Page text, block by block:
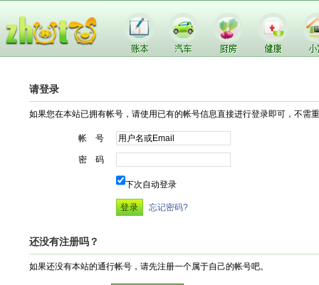
请登录
如果您在本站已拥有帐号，请使用已有的帐号信息直接进行登录即可，不需
帐 号
密 码
下次自动登录
忘记密码?
还没有注册吗？
如果还没有本站的通行帐号，请先注册一个属于自己的帐号吧。